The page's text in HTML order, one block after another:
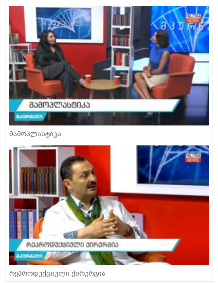
მამოპლასტიკა
რეპროდუქციული ქირურგია